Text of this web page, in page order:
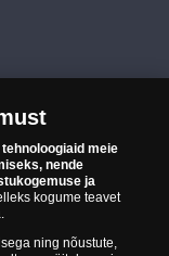
rahapajade
OÜ Eesti Mündiäri
"Samlerhuset
grupile kuulub
alates 1686.
meie
nende
ja
kogume teavet
ning nõustute,